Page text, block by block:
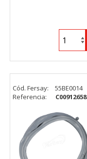
Cód. Fersay:
55BE0014
Referencia:
C00912658